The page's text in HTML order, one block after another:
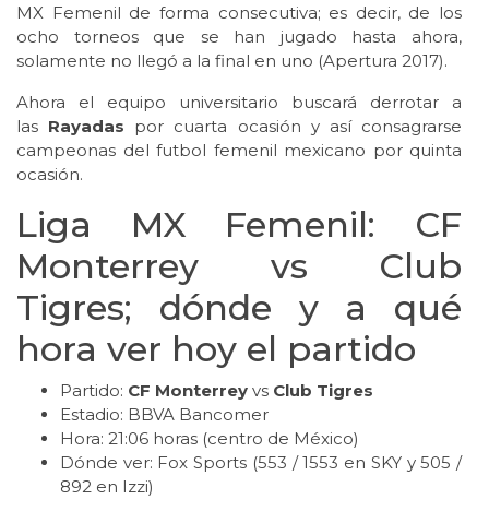
MX Femenil de forma consecutiva; es decir, de los
ocho torneos que se han jugado hasta ahora,
solamente no llegó a la final en uno (Apertura 2017).
Ahora el equipo universitario buscará derrotar a
las Rayadas por cuarta ocasión y así consagrarse
campeonas del futbol femenil mexicano por quinta
ocasión.
Liga MX Femenil: CF
Monterrey vs Club
Tigres; dónde y a qué
hora ver hoy el partido
Partido: CF Monterrey vs Club Tigres
Estadio: BBVA Bancomer
Hora: 21:06 horas (centro de México)
Dónde ver: Fox Sports (553 / 1553 en SKY y 505 /
892 en Izzi)